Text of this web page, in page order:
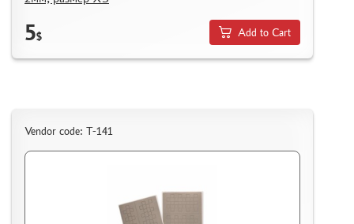
5$ Add to Cart
Vendor code: T-141